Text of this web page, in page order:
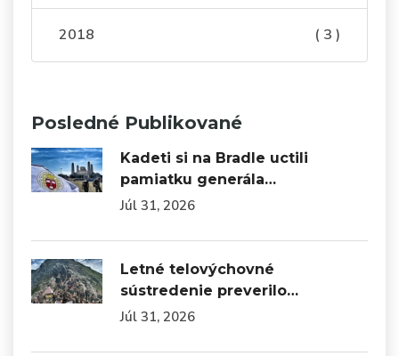
2018 ( 3 )
Posledné Publikované
Kadeti si na Bradle uctili
pamiatku generála…
Júl 31, 2026
Letné telovýchovné
sústredenie preverilo…
Júl 31, 2026